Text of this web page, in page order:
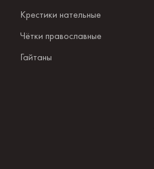
Крестики нательные
Чётки православные
Гайтаны